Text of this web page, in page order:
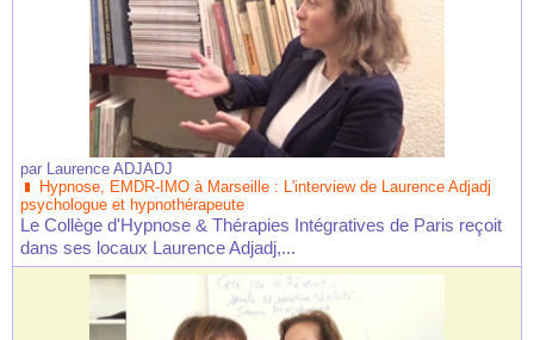
par Laurence ADJADJ
Hypnose, EMDR-IMO à Marseille : L'interview de Laurence Adjadj
psychologue et hypnothérapeute
Le Collège d'Hypnose & Thérapies Intégratives de Paris reçoit
dans ses locaux Laurence Adjadj,...